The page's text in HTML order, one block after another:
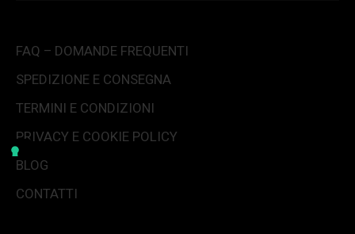
FAQ – DOMANDE FREQUENTI
SPEDIZIONE E CONSEGNA
TERMINI E CONDIZIONI
PRIVACY E COOKIE POLICY
BLOG
CONTATTI